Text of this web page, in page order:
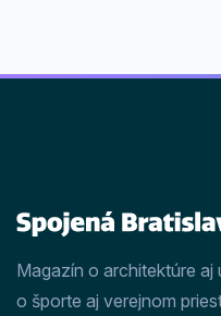
Magazín o architektúre aj
o športe aj verejnom